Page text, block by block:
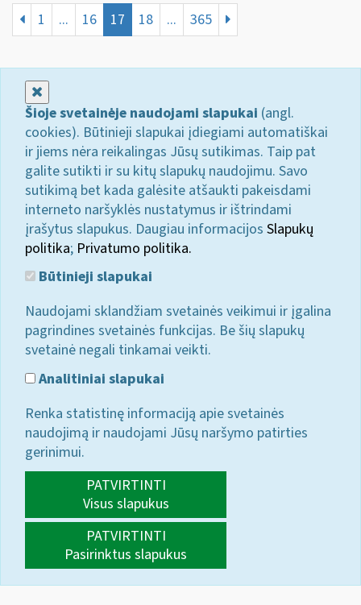
1 ... 16 17 18 ... 365
Šioje svetainėje naudojami slapukai (angl.
cookies). Būtinieji slapukai įdiegiami automatiškai
ir jiems nėra reikalingas Jūsų sutikimas. Taip pat
galite sutikti ir su kitų slapukų naudojimu. Savo
sutikimą bet kada galėsite atšaukti pakeisdami
interneto naršyklės nustatymus ir ištrindami
įrašytus slapukus. Daugiau informacijos Slapukų
politika; Privatumo politika.
Būtinieji slapukai
Naudojami sklandžiam svetainės veikimui ir įgalina
pagrindines svetainės funkcijas. Be šių slapukų
svetainė negali tinkamai veikti.
Analitiniai slapukai
Renka statistinę informaciją apie svetainės
naudojimą ir naudojami Jūsų naršymo patirties
gerinimui.
PATVIRTINTI
Visus slapukus
PATVIRTINTI
Pasirinktus slapukus